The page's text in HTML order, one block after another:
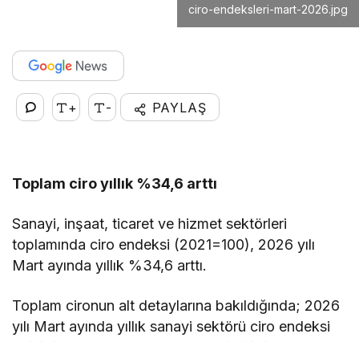
ciro-endeksleri-mart-2026.jpg
+ - PAYLAŞ
Toplam ciro yıllık %34,6 arttı
Sanayi, inşaat, ticaret ve hizmet sektörleri
toplamında ciro endeksi (2021=100), 2026 yılı
Mart ayında yıllık %34,6 arttı.
Toplam cironun alt detaylarına bakıldığında; 2026
yılı Mart ayında yıllık sanayi sektörü ciro endeksi